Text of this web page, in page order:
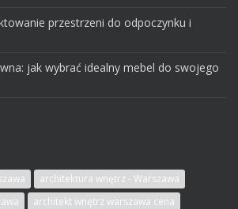
przestrzeni do odpoczynku i
jak wybrać idealny mebel do swojego
architektura wnętrz - Warszawa
architekt wnętrz warszawa cena